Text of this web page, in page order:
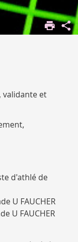
validante et
d'athlé de
FAUCHER
FAUCHER